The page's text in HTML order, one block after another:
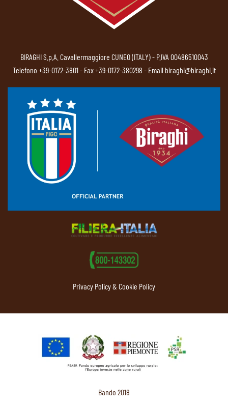
BIRAGHI S.p.A. Cavallermaggiore CUNEO (ITALY) - P.IVA 00486510043
Telefono +39-0172-3801- Fax +39-0172-380298 - Email biraghi@biraghi.it
Privacy Policy & Cookie Policy
Bando 2018